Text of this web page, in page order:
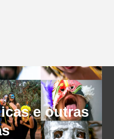
e outras